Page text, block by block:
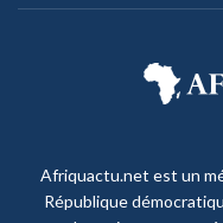
Afriquactu.net est un
République